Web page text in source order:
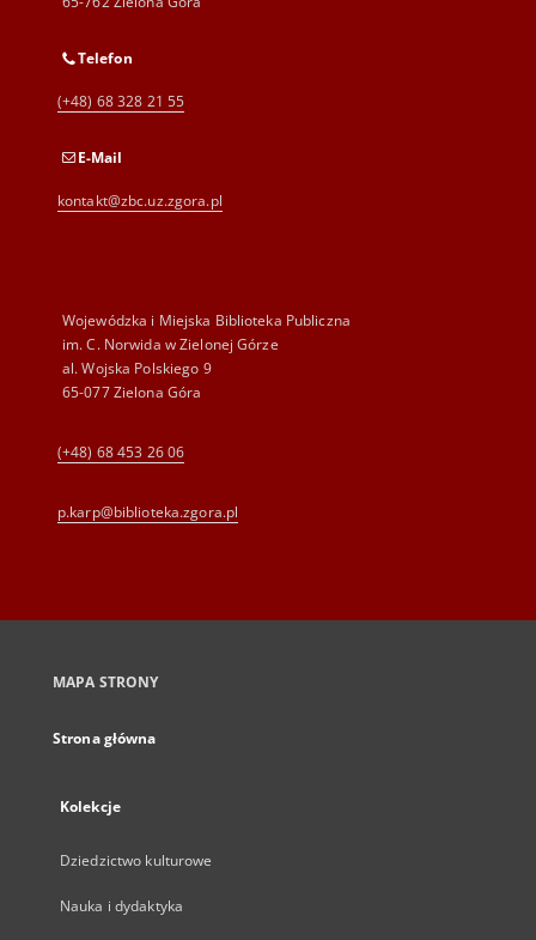
Telefon
(+48) 68 328 21 55
E-Mail
kontakt@zbc.uz.zgora.pl
Wojewódzka i Miejska Biblioteka Publiczna
im. C. Norwida w Zielonej Górze
al. Wojska Polskiego 9
65-077 Zielona Góra
(+48) 68 453 26 06
p.karp@biblioteka.zgora.pl
MAPA STRONY
Strona główna
Kolekcje
Dziedzictwo kulturowe
Nauka i dydaktyka